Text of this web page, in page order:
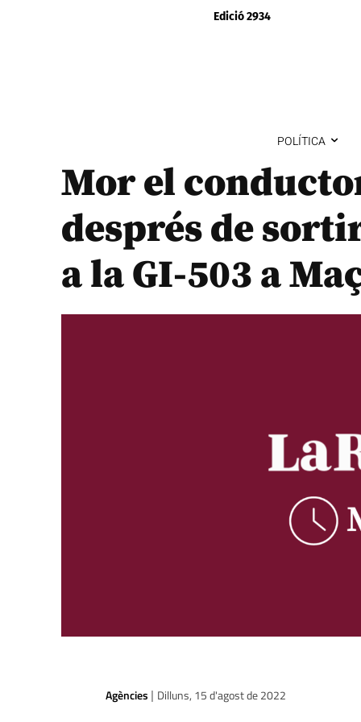
Edició 2934
POLÍTICA
Mor el
després de
a la GI-503 a
Agències | Dilluns, 15 d'agost de 2022